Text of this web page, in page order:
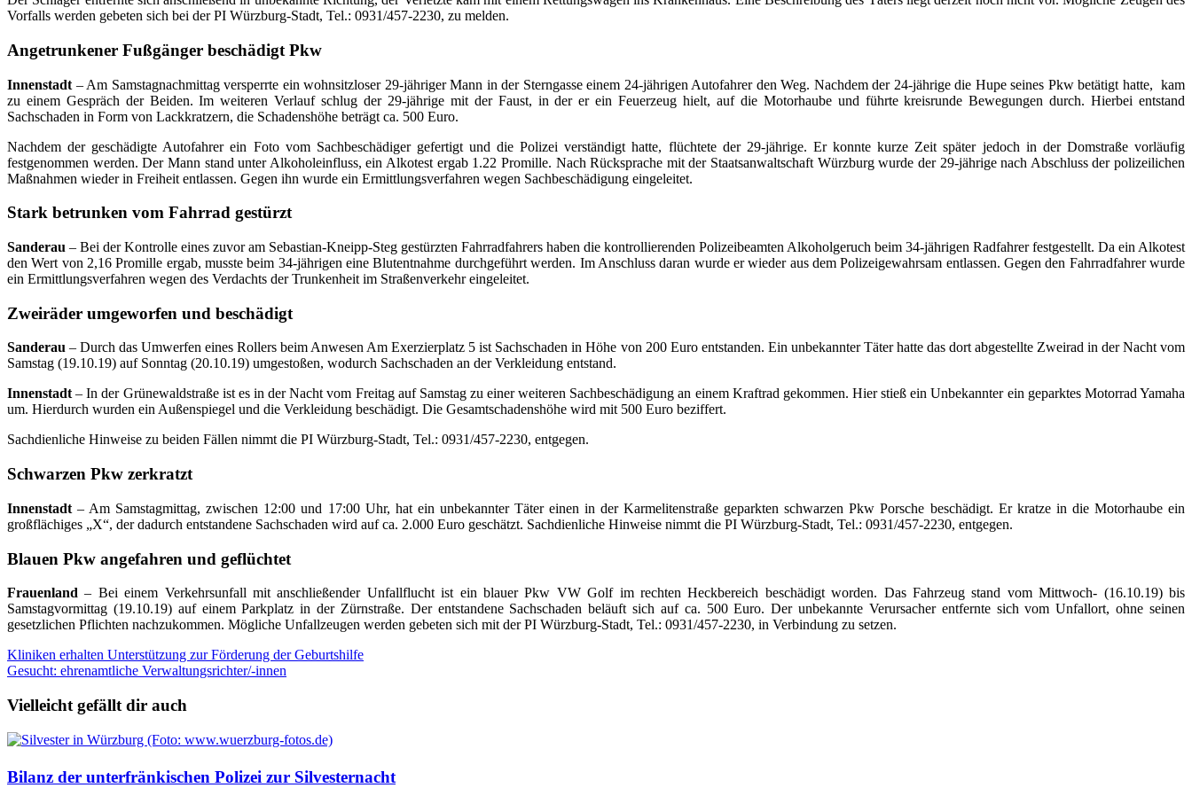
Vorfalls werden gebeten sich bei der PI Würzburg-Stadt, Tel.: 0931/457-2230, zu melden.
Angetrunkener Fußgänger beschädigt Pkw
Innenstadt – Am Samstagnachmittag versperrte ein wohnsitzloser 29-jähriger Mann in der Sterngasse einem 24-jährigen Autofahrer den Weg. Nachdem der 24-jährige die Hupe seines Pkw betätigt hatte, kam
zu einem Gespräch der Beiden. Im weiteren Verlauf schlug der 29-jährige mit der Faust, in der er ein Feuerzeug hielt, auf die Motorhaube und führte kreisrunde Bewegungen durch. Hierbei entstand
Sachschaden in Form von Lackkratzern, die Schadenshöhe beträgt ca. 500 Euro.
Nachdem der geschädigte Autofahrer ein Foto vom Sachbeschädiger gefertigt und die Polizei verständigt hatte, flüchtete der 29-jährige. Er konnte kurze Zeit später jedoch in der Domstraße vorläufig
festgenommen werden. Der Mann stand unter Alkoholeinfluss, ein Alkotest ergab 1.22 Promille. Nach Rücksprache mit der Staatsanwaltschaft Würzburg wurde der 29-jährige nach Abschluss der polizeilichen
Maßnahmen wieder in Freiheit entlassen. Gegen ihn wurde ein Ermittlungsverfahren wegen Sachbeschädigung eingeleitet.
Stark betrunken vom Fahrrad gestürzt
Sanderau – Bei der Kontrolle eines zuvor am Sebastian-Kneipp-Steg gestürzten Fahrradfahrers haben die kontrollierenden Polizeibeamten Alkoholgeruch beim 34-jährigen Radfahrer festgestellt. Da ein Alkotest
den Wert von 2,16 Promille ergab, musste beim 34-jährigen eine Blutentnahme durchgeführt werden. Im Anschluss daran wurde er wieder aus dem Polizeigewahrsam entlassen. Gegen den Fahrradfahrer wurde
ein Ermittlungsverfahren wegen des Verdachts der Trunkenheit im Straßenverkehr eingeleitet.
Zweiräder umgeworfen und beschädigt
Sanderau – Durch das Umwerfen eines Rollers beim Anwesen Am Exerzierplatz 5 ist Sachschaden in Höhe von 200 Euro entstanden. Ein unbekannter Täter hatte das dort abgestellte Zweirad in der Nacht vom
Samstag (19.10.19) auf Sonntag (20.10.19) umgestoßen, wodurch Sachschaden an der Verkleidung entstand.
Innenstadt– In der Grünewaldstraße ist es in der Nacht vom Freitag auf Samstag zu einer weiteren Sachbeschädigung an einem Kraftrad gekommen. Hier stieß ein Unbekannter ein geparktes Motorrad Yamaha
um. Hierdurch wurden ein Außenspiegel und die Verkleidung beschädigt. Die Gesamtschadenshöhe wird mit 500 Euro beziffert.
Sachdienliche Hinweise zu beiden Fällen nimmt die PI Würzburg-Stadt, Tel.: 0931/457-2230, entgegen.
Schwarzen Pkw zerkratzt
Innenstadt – Am Samstagmittag, zwischen 12:00 und 17:00 Uhr, hat ein unbekannter Täter einen in der Karmelitenstraße geparkten schwarzen Pkw Porsche beschädigt. Er kratze in die Motorhaube ein
großflächiges „X“, der dadurch entstandene Sachschaden wird auf ca. 2.000 Euro geschätzt. Sachdienliche Hinweise nimmt die PI Würzburg-Stadt, Tel.: 0931/457-2230, entgegen.
Blauen Pkw angefahren und geflüchtet
Frauenland – Bei einem Verkehrsunfall mit anschließender Unfallflucht ist ein blauer Pkw VW Golf im rechten Heckbereich beschädigt worden. Das Fahrzeug stand vom Mittwoch- (16.10.19) bis
Samstagvormittag (19.10.19) auf einem Parkplatz in der Zürnstraße. Der entstandene Sachschaden beläuft sich auf ca. 500 Euro. Der unbekannte Verursacher entfernte sich vom Unfallort, ohne seinen
gesetzlichen Pflichten nachzukommen. Mögliche Unfallzeugen werden gebeten sich mit der PI Würzburg-Stadt, Tel.: 0931/457-2230, in Verbindung zu setzen.
Beitragsnavigation
Kliniken erhalten Unterstützung zur Förderung der Geburtshilfe
Gesucht: ehrenamtliche Verwaltungsrichter/-innen
Vielleicht gefällt dir auch
Bilanz der unterfränkischen Polizei zur Silvesternacht